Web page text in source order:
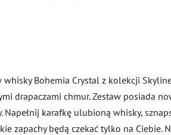
whisky Bohemia Crystal z kolekcji
drapaczami chmur. Zestaw posiada
Napełnij karafkę ulubioną whisky,
zapachy będą czekać tylko na Ciebie.